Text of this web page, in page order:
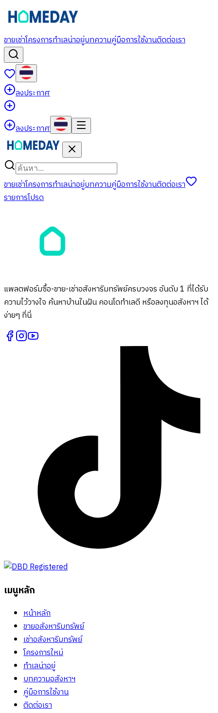
ขายเช่าโครงการทำเลน่าอยู่บทความคู่มือการใช้งานติดต่อเรา
ลงประกาศ
ลงประกาศ
ขายเช่าโครงการทำเลน่าอยู่บทความคู่มือการใช้งานติดต่อเรา
รายการโปรด
แพลตฟอร์มซื้อ-ขาย-เช่าอสังหาริมทรัพย์ครบวงจร อันดับ 1 ที่ได้รับ
ความไว้วางใจ ค้นหาบ้านในฝัน คอนโดทำเลดี หรือลงทุนอสังหาฯ ได้
ง่ายๆ ที่นี่
เมนูหลัก
หน้าหลัก
ขายอสังหาริมทรัพย์
เช่าอสังหาริมทรัพย์
โครงการใหม่
ทำเลน่าอยู่
บทความอสังหาฯ
คู่มือการใช้งาน
ติดต่อเรา